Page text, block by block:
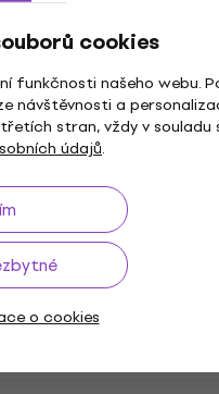
cookies
funkčnosti našeho webu.
návštěvnosti a
stran, vždy v souladu
údajů.
o cookies